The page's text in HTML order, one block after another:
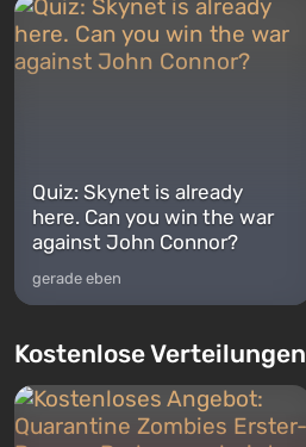
Quiz: Skynet is already
here. Can you win the war
against John Connor?
gerade eben
Kostenlose Verteilungen